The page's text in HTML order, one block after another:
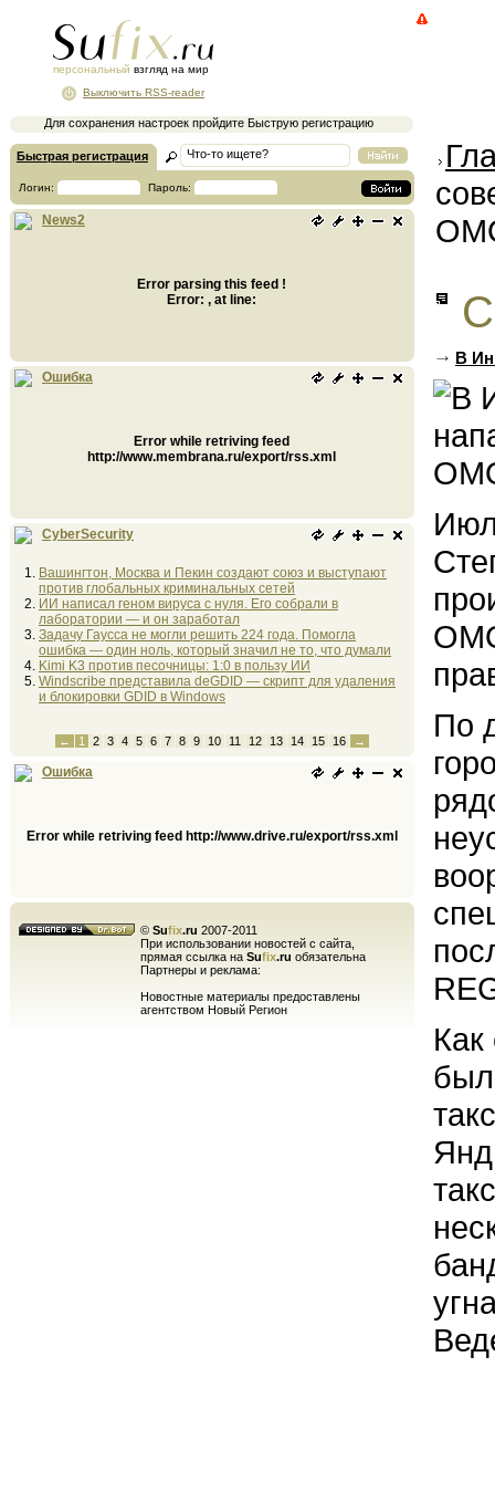
персональный взгляд на мир
Для сохранения настроек пройдите Быструю регистрацию
Выключить RSS-reader
Быстрая регистрация
Логин: Пароль:
News2
Error parsing this feed !
Error: , at line:
Ошибка
Error while retriving feed
http://www.membrana.ru/export/rss.xml
CyberSecurity
Вашингтон, Москва и Пекин создают союз и выступают
против глобальных криминальных сетей
ИИ написал геном вируса с нуля. Его собрали в
лаборатории — и он заработал
Задачу Гаусса не могли решить 224 года. Помогла
ошибка — один ноль, который значил не то, что думали
Kimi K3 против песочницы: 1:0 в пользу ИИ
Windscribe представила deGDID — скрипт для удаления
и блокировки GDID в Windows
← 1 2 3 4 5 6 7 8 9 10 11 12 13 14 15 16 →
Ошибка
Error while retriving feed http://www.drive.ru/export/rss.xml
© Sufix.ru 2007-2011
При использовании новостей с сайта,
прямая ссылка на Sufix.ru обязательна
Партнеры и реклама:
Новостные материалы предоставлены
агентством Новый Регион
В
По